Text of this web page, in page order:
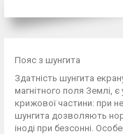
Пояс з шунгита
Здатність шунгита
магнітного поля Землі,
крижової частини: при
шунгита дозволяють
іноді при безсонні.